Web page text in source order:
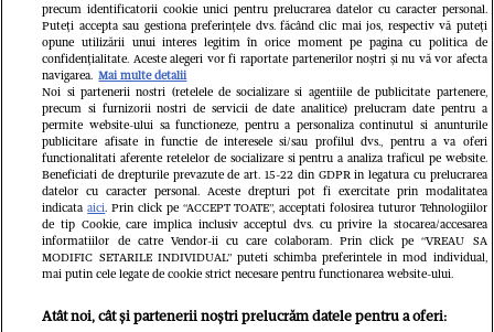
Cum a fost Denise Rifai înșelată de
fostul iubit? Prezentatoarea a făcut
dezvăluirea în direct, la TV
Libertatea.ro
precum identificatorii cookie unici pentru prelucrarea datelor cu caracter personal.
Puteți accepta sau gestiona preferințele dvs. făcând clic mai jos, respectiv vă puteți
opune utilizării unui interes legitim în orice moment pe pagina cu politica de
confidențialitate. Aceste alegeri vor fi raportate partenerilor noștri și nu vă vor afecta
navigarea. Mai multe detalii
Noi si partenerii nostri (retelele de socializare si agentiile de publicitate partenere,
precum si furnizorii nostri de servicii de date analitice) prelucram date pentru a
permite website-ului sa functioneze, pentru a personaliza continutul si anunturile
publicitare afisate in functie de interesele si/sau profilul dvs., pentru a va oferi
functionalitati aferente retelelor de socializare si pentru a analiza traficul pe website.
Beneficiati de drepturile prevazute de art. 15-22 din GDPR in legatura cu prelucrarea
datelor cu caracter personal. Aceste drepturi pot fi exercitate prin modalitatea
indicataaici. Prin click pe “ACCEPT TOATE”, acceptati folosirea tuturor Tehnologiilor
de tip Cookie, care implica inclusiv acceptul dvs. cu privire la stocarea/accesarea
informatiilor de catre Vendor-ii cu care colaboram. Prin click pe “VREAU SA
MODIFIC SETARILE INDIVIDUAL” puteti schimba preferintele in mod individual,
mai putin cele legate de cookie strict necesare pentru functionarea website-ului.
Atât noi, cât și partenerii noștri prelucrăm datele pentru a oferi: